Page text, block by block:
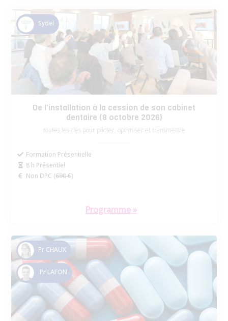
Sydel
De l'installation à la cession de son cabinet
dentaire (8 octobre 2026)
toutes les clés pour piloter, optimiser et transmettre
Formation Présentielle
8 h Présentiel
Non DPC (690 €)
Programme »
Pr CHAUX
Pr LAFON